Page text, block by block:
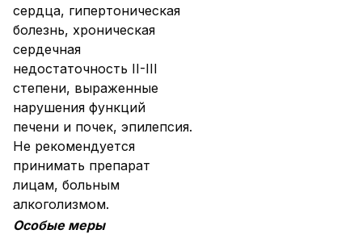
сердца, гипертоническая
болезнь, хроническая
сердечная
недостаточность II-III
степени, выраженные
нарушения функций
печени и почек, эпилепсия.
Не рекомендуется
принимать препарат
лицам, больным
алкоголизмом.
Особые меры